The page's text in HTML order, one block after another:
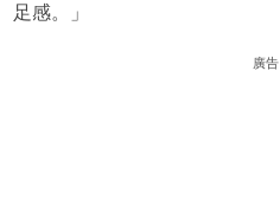
足感。」
廣告